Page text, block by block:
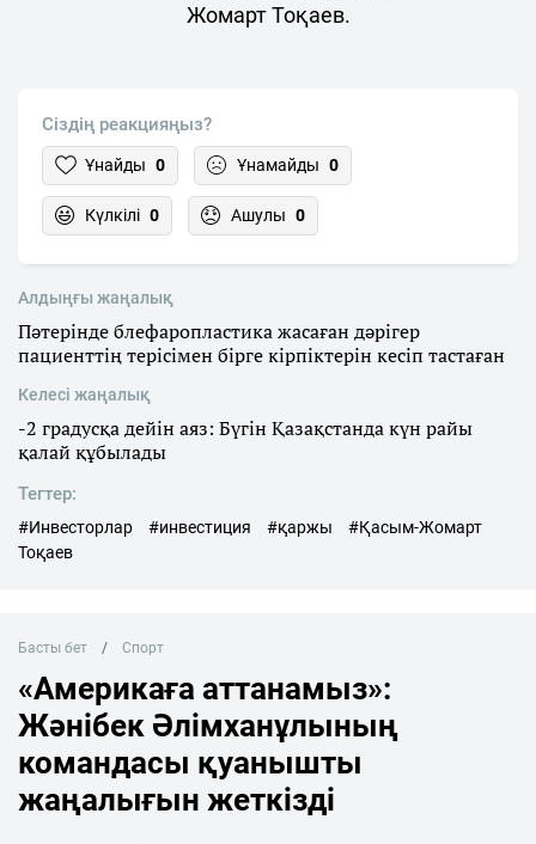
Жомарт Тоқаев.
Сіздің реакцияңыз?
Ұнайды 0 Ұнамайды 0
Күлкілі 0 Ашулы 0
Алдыңғы жаңалық
Пәтерінде блефаропластика жасаған дәрігер
пациенттің терісімен бірге кірпіктерін кесіп тастаған
Келесі жаңалық
-2 градусқа дейін аяз: Бүгін Қазақстанда күн райы
қалай құбылады
Тегтер:
#Инвесторлар #инвестиция #қаржы
#Қасым-Жомарт
Тоқаев
Басты бет Спорт
«Америкаға аттанамыз»:
Жәнібек Әлімханұлының
командасы қуанышты
жаңалығын жеткізді